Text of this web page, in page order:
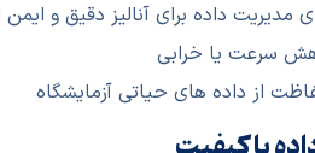
مدیریت داده برای آنالیز دقیق و
سرعت یا خرابی
از داده های حیاتی آزمایشگاه